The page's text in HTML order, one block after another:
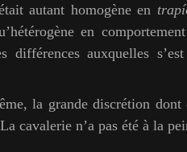
autant homogène en
en
différences auxquelles
la grande discrétion
cavalerie n’a pas été à la